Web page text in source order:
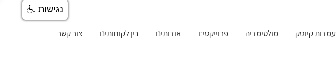
עמדות קיוסק מולטימדיה פרוייקטים אודותינו בין לקוחותינו צור קשר
נגישות